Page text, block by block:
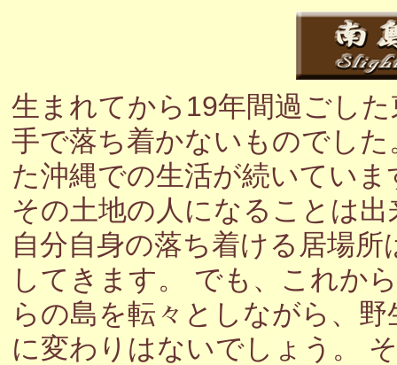
生まれてから19年間過ごし
手で落ち着かないものでし
た沖縄での生活が続いてい
その土地の人になることは
自分自身の落ち着ける居場
してきます。 でも、これか
らの島を転々としながら、
に変わりはないでしょう。